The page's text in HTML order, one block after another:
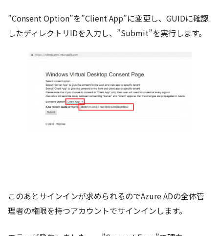
”Consent Option”を”Client App”に変更し、GUIDに確認
したディレクトリIDを入力し、”Submit”を実行します。
このあとサインインが求められるのでAzure ADの全体管
理者の権限を持つアカウントでサインインします。